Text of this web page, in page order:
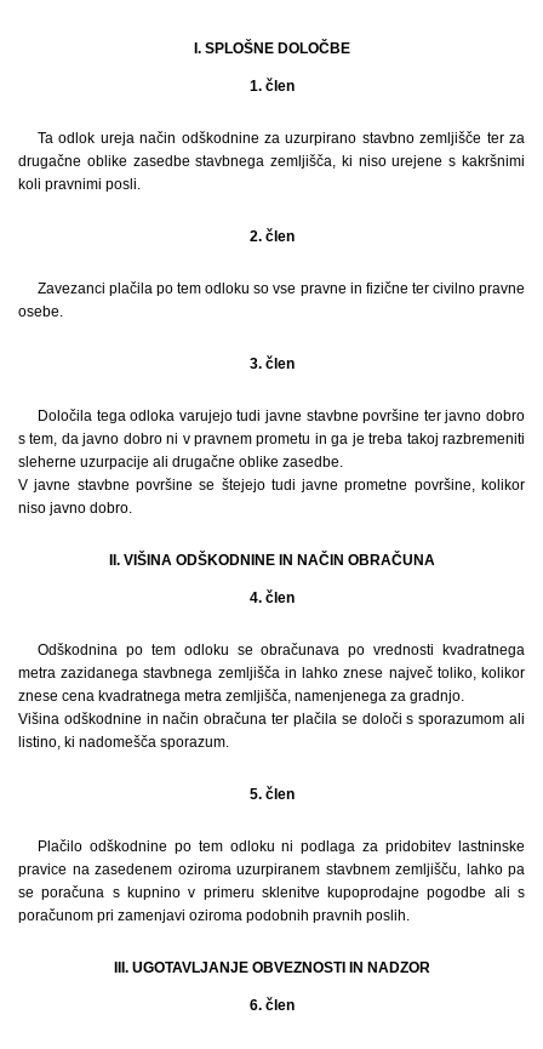
I. SPLOŠNE DOLOČBE
1. člen
Ta odlok ureja način odškodnine za uzurpirano stavbno zemljišče ter za
drugačne oblike zasedbe stavbnega zemljišča, ki niso urejene s kakršnimi
koli pravnimi posli.
2. člen
Zavezanci plačila po tem odloku so vse pravne in fizične ter civilno pravne
osebe.
3. člen
Določila tega odloka varujejo tudi javne stavbne površine ter javno dobro
s tem, da javno dobro ni v pravnem prometu in ga je treba takoj razbremeniti
sleherne uzurpacije ali drugačne oblike zasedbe.
V javne stavbne površine se štejejo tudi javne prometne površine, kolikor
niso javno dobro.
II. VIŠINA ODŠKODNINE IN NAČIN OBRAČUNA
4. člen
Odškodnina po tem odloku se obračunava po vrednosti kvadratnega
metra zazidanega stavbnega zemljišča in lahko znese največ toliko, kolikor
znese cena kvadratnega metra zemljišča, namenjenega za gradnjo.
Višina odškodnine in način obračuna ter plačila se določi s sporazumom ali
listino, ki nadomešča sporazum.
5. člen
Plačilo odškodnine po tem odloku ni podlaga za pridobitev lastninske
pravice na zasedenem oziroma uzurpiranem stavbnem zemljišču, lahko pa
se poračuna s kupnino v primeru sklenitve kupoprodajne pogodbe ali s
poračunom pri zamenjavi oziroma podobnih pravnih poslih.
III. UGOTAVLJANJE OBVEZNOSTI IN NADZOR
6. člen